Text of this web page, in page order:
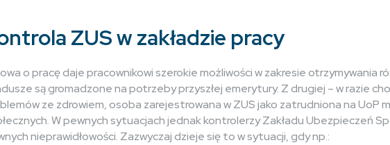
ZUS w zakładzie pracy
o pracę daje pracownikowi szerokie możliwości w zakresie otrzymywania
są gromadzone na potrzeby przyszłej emerytury. Z drugiej – w razie
ze zdrowiem, osoba zarejestrowana w ZUS jako zatrudniona na UoP
W pewnych sytuacjach jednak kontrolerzy Zakładu Ubezpieczeń
nieprawidłowości. Zazwyczaj dzieje się to w sytuacji, gdy np.: